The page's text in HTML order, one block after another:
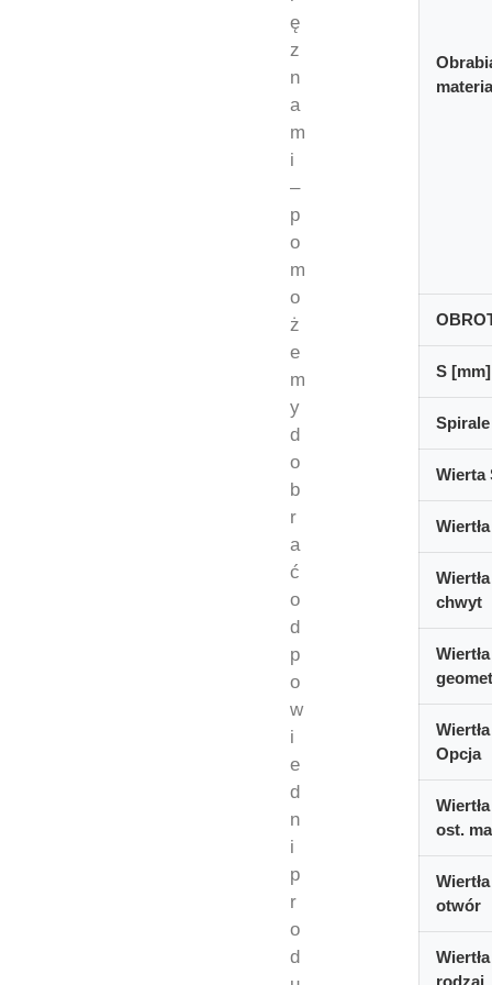
ę
z
n
a
m
i
–
p
o
m
o
ż
e
m
y
d
o
b
r
a
ć
o
d
p
o
w
i
e
d
n
i
p
r
o
d
S [mm]
Spirale
Wierta
Wiertła
Wiertła
chwyt
Wiertła
Wiertła
Opcja
Wiertła
ost.
Wiertła
otwór
Wiertła
rodzaj